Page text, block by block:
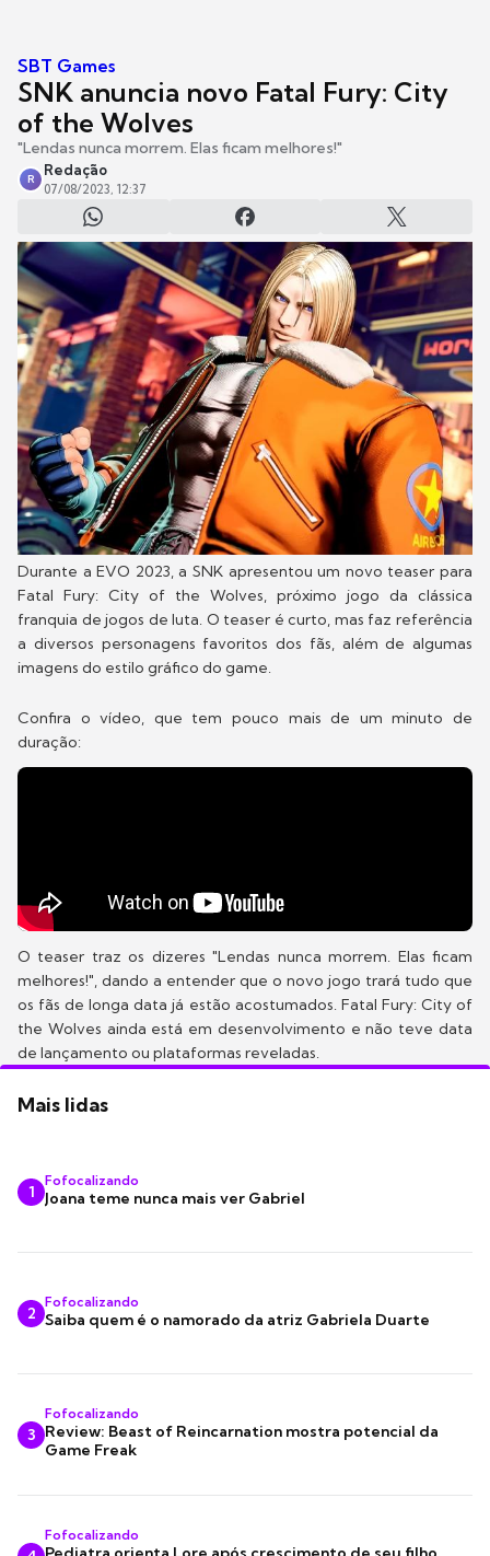
SBT Games
SNK anuncia novo Fatal Fury: City
of the Wolves
"Lendas nunca morrem. Elas ficam melhores!"
R
Redação
07/08/2023, 12:37
Durante a EVO 2023, a SNK apresentou um novo teaser para
Fatal Fury: City of the Wolves, próximo jogo da clássica
franquia de jogos de luta. O teaser é curto, mas faz referência
a diversos personagens favoritos dos fãs, além de algumas
imagens do estilo gráfico do game.
Confira o vídeo, que tem pouco mais de um minuto de
duração:
O teaser traz os dizeres "Lendas nunca morrem. Elas ficam
melhores!", dando a entender que o novo jogo trará tudo que
os fãs de longa data já estão acostumados. Fatal Fury: City of
the Wolves ainda está em desenvolvimento e não teve data
de lançamento ou plataformas reveladas.
Mais lidas
1
Fofocalizando
Joana teme nunca mais ver Gabriel
2
Fofocalizando
Saiba quem é o namorado da atriz Gabriela Duarte
3
Fofocalizando
Review: Beast of Reincarnation mostra potencial da
Game Freak
Fofocalizando